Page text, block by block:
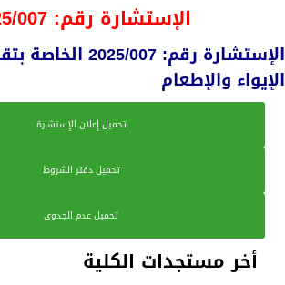
أخر مستجدات الكلية
الإستشارة رقم: 2025/007
الإستشارة رقم: 2025/
الإيواء والإطعام
تحميل إعلان الإستشارة
تحميل دفتر الشروط
تحميل عدم الجدوى